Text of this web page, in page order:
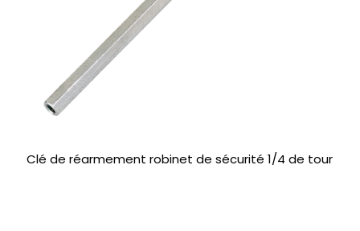
Clé de réarmement robinet de sécurité 1/4 de tour